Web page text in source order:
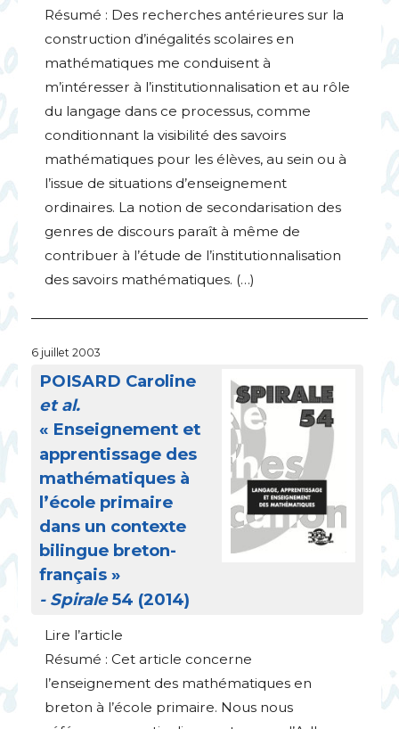
Résumé : Des recherches antérieures sur la
construction d’inégalités scolaires en
mathématiques me conduisent à
m’intéresser à l’institutionnalisation et au rôle
du langage dans ce processus, comme
conditionnant la visibilité des savoirs
mathématiques pour les élèves, au sein ou à
l’issue de situations d’enseignement
ordinaires. La notion de secondarisation des
genres de discours paraît à même de
contribuer à l’étude de l’institutionnalisation
des savoirs mathématiques. (…)
6 juillet 2003
POISARD Caroline
et al.
« Enseignement et
apprentissage des
mathématiques à
l’école primaire
dans un contexte
bilingue breton-
français »
- Spirale54 (2014)
Lire l’article
Résumé : Cet article concerne
l’enseignement des mathématiques en
breton à l’école primaire. Nous nous